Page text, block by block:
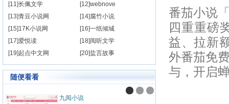
[11]长佩文学
[12]webnove
[13]青豆小说网
[14]腐竹小说
[15]17K小说网
[16]一纸倾城
[17]爱悦读
[18]阅听文学
[19]起点中文网
[20]盐言故事
随便看看
九阅小说
番茄小说
四重重磅
益、拉新
外番茄免
与，开启